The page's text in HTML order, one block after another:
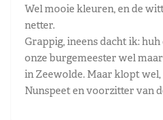
Wel mooie kleuren, en de
netter.
Grappig, ineens dacht ik:
onze burgemeester wel
in Zeewolde. Maar klopt
Nunspeet en voorzitter van